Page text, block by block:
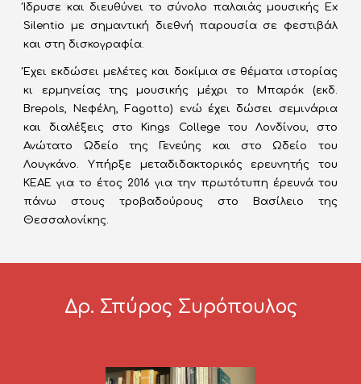
Ίδρυσε και διευθύνει το σύνολο παλαιάς μουσικής Ex
Silentio με σημαντική διεθνή παρουσία σε φεστιβάλ
και στη δισκογραφία.
Έχει εκδώσει μελέτες και δοκίμια σε θέματα ιστορίας
κι ερμηνείας της μουσικής μέχρι το Μπαρόκ (εκδ.
Brepols, Νεφέλη, Fagotto) ενώ έχει δώσει σεμινάρια
και διαλέξεις στο Kings College του Λονδίνου, στο
Ανώτατο Ωδείο της Γενεύης και στο Ωδείο του
Λουγκάνο. Υπήρξε μεταδιδακτορικός ερευνητής του
ΚΕΑΕ για το έτος 2016 για την πρωτότυπη έρευνά του
πάνω στους τροβαδούρους στο Βασίλειο της
Θεσσαλονίκης.
Δρ. Σπύρος Συρόπουλος